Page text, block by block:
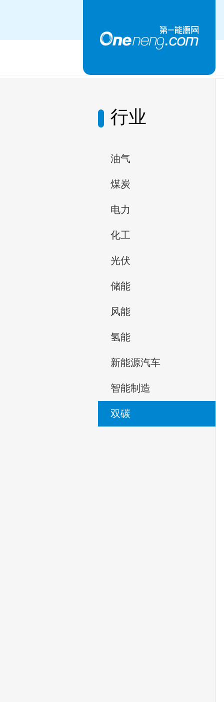
行业
油气
煤炭
电力
化工
光伏
储能
风能
氢能
新能源汽车
智能制造
双碳